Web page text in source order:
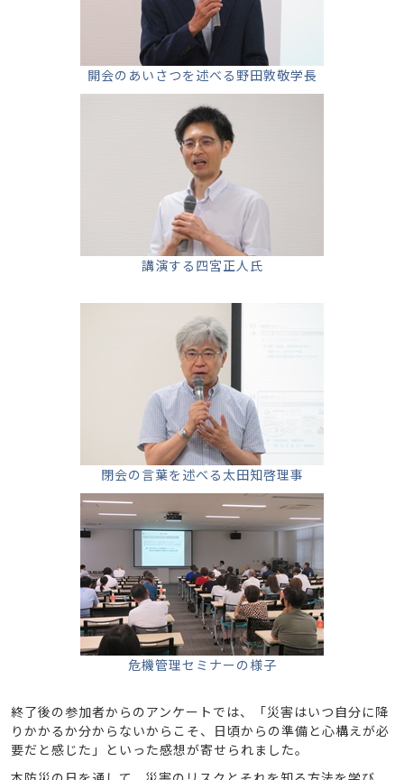
開会のあいさつを述べる野田敦敬学長
講演する四宮正人氏
閉会の言葉を述べる太田知啓理事
危機管理セミナーの様子
終了後の参加者からのアンケートでは、「災害はいつ自分に降
りかかるか分からないからこそ、日頃からの準備と心構えが必
要だと感じた」といった感想が寄せられました。